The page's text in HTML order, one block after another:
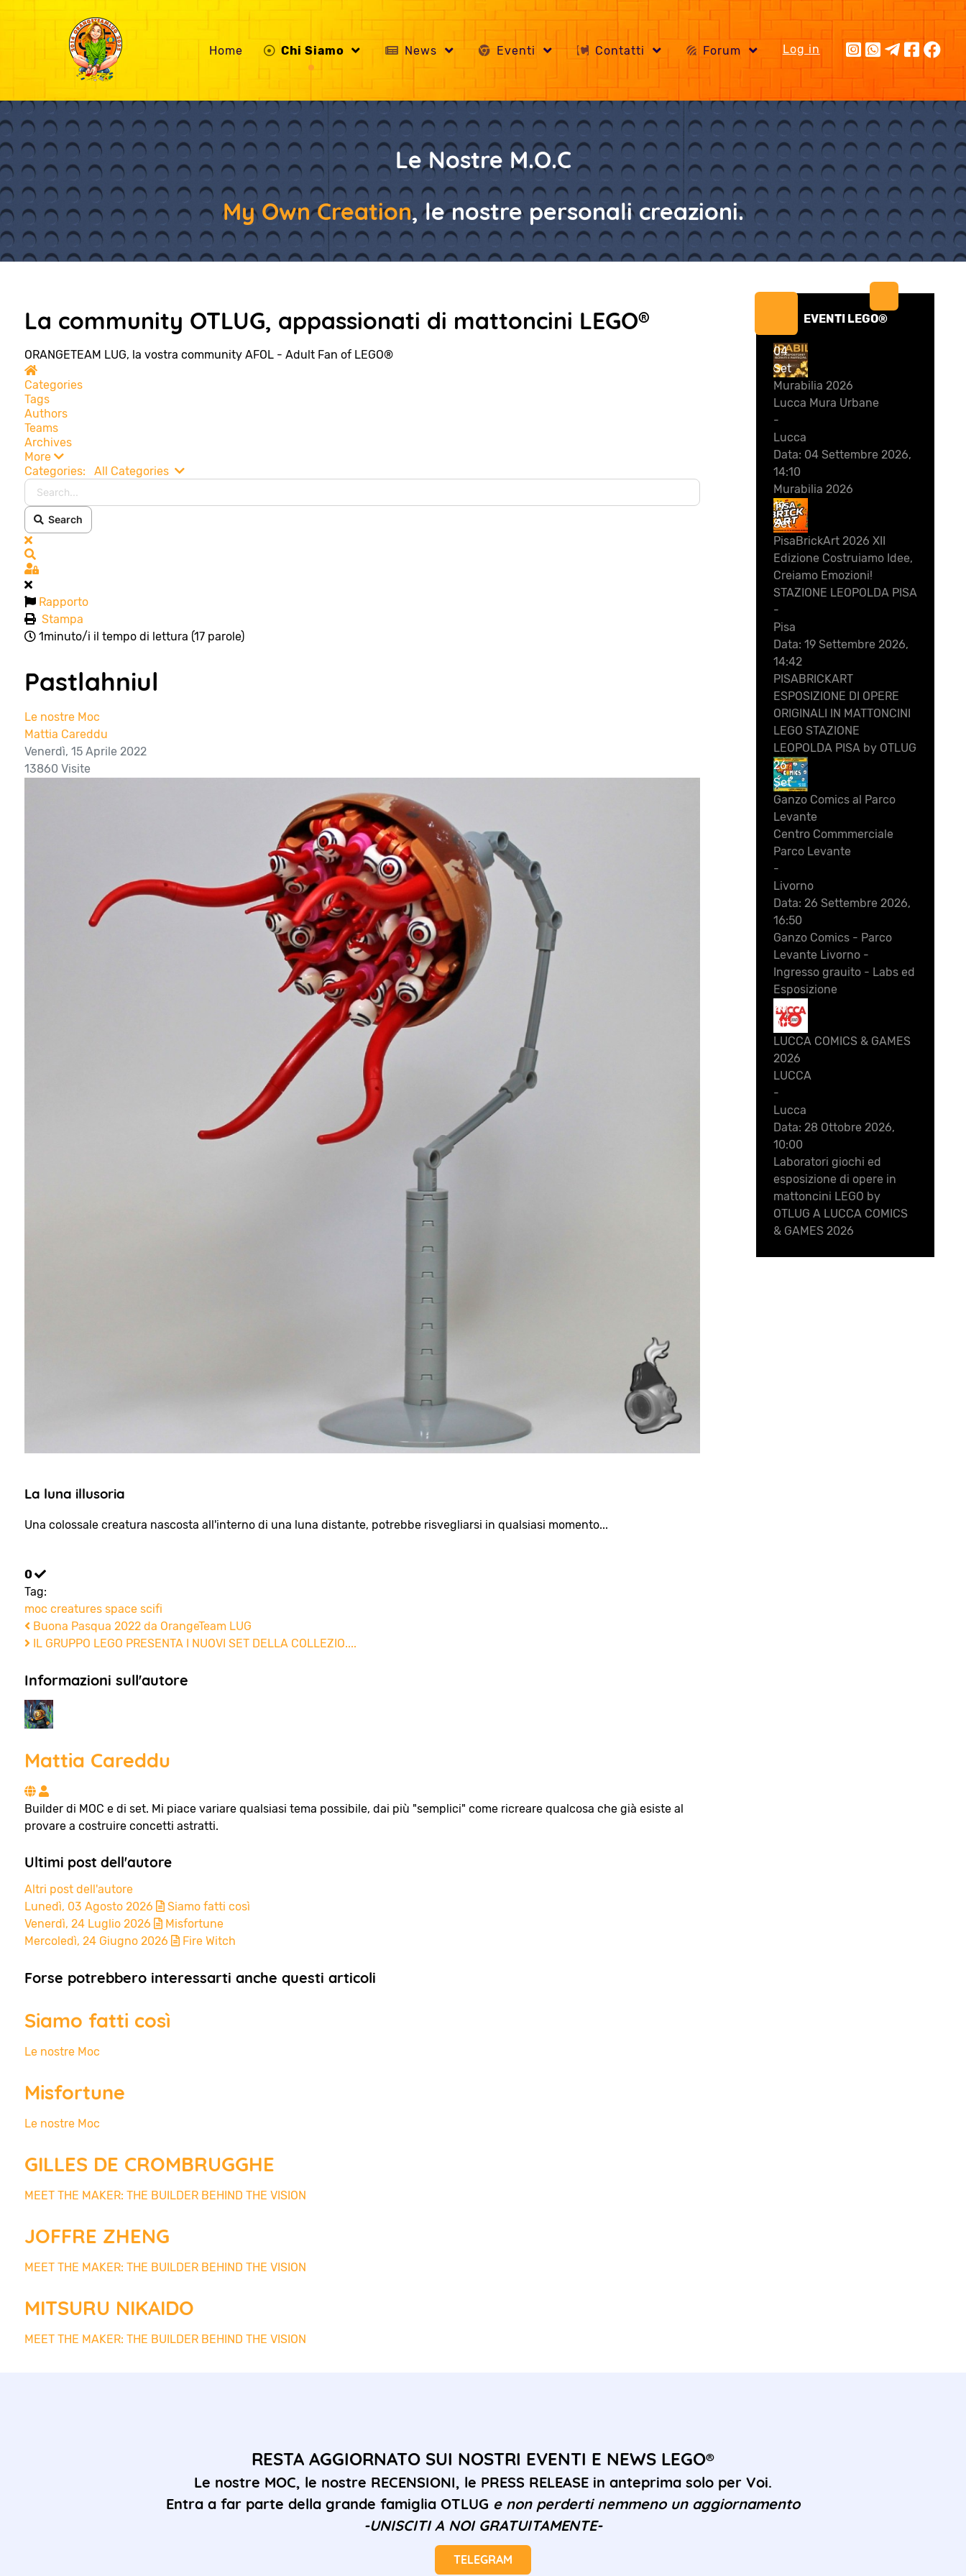
Home Chi Siamo News Eventi Contatti Forum Log in
Le Nostre M.O.C
My Own Creation, le nostre personali creazioni.
La community OTLUG, appassionati di mattoncini LEGO®
ORANGETEAM LUG, la vostra community AFOL - Adult Fan of LEGO®
Home
Categories
Tags
Authors
Teams
Archives
More
Categories:
All Categories Search...
Search
x
Sign In
Rapporto
Stampa
1minuto/i il tempo di lettura (17 parole)
Pastlahniul
Le nostre Moc
Mattia Careddu
Venerdì, 15 Aprile 2022
13860 Visite
La luna illusoria
Una colossale creatura nascosta all'interno di una luna distante, potrebbe risvegliarsi in qualsiasi momento...
0
Tag:
moc creatures space scifi
Buona Pasqua 2022 da OrangeTeam LUG
IL GRUPPO LEGO PRESENTA I NUOVI SET DELLA COLLEZIO....
Informazioni sull'autore
Mattia Careddu
Mattia Careddu
Builder di MOC e di set. Mi piace variare qualsiasi tema possibile, dai più "semplici" come ricreare qualcosa che già esiste al
provare a costruire concetti astratti.
Ultimi post dell'autore
Altri post dell'autore
Lunedì, 03 Agosto 2026
Siamo fatti così
Venerdì, 24 Luglio 2026
Misfortune
Mercoledì, 24 Giugno 2026
Fire Witch
Forse potrebbero interessarti anche questi articoli
Siamo fatti così
Le nostre Moc
Misfortune
Le nostre Moc
GILLES DE CROMBRUGGHE
MEET THE MAKER: THE BUILDER BEHIND THE VISION
JOFFRE ZHENG
MEET THE MAKER: THE BUILDER BEHIND THE VISION
MITSURU NIKAIDO
MEET THE MAKER: THE BUILDER BEHIND THE VISION
EVENTI LEGO®
04
Set
Murabilia 2026
Lucca Mura Urbane
-
Lucca
Data: 04 Settembre 2026,
14:10
Murabilia 2026
19
Set
PisaBrickArt 2026 XII
Edizione Costruiamo Idee,
Creiamo Emozioni!
STAZIONE LEOPOLDA PISA
-
Pisa
Data: 19 Settembre 2026,
14:42
PISABRICKART
ESPOSIZIONE DI OPERE
ORIGINALI IN MATTONCINI
LEGO STAZIONE
LEOPOLDA PISA by OTLUG
26
Set
Ganzo Comics al Parco
Levante
Centro Commmerciale
Parco Levante
-
Livorno
Data: 26 Settembre 2026,
16:50
Ganzo Comics - Parco
Levante Livorno -
Ingresso grauito - Labs ed
Esposizione
28
Ott
LUCCA COMICS & GAMES
2026
LUCCA
-
Lucca
Data: 28 Ottobre 2026,
10:00
Laboratori giochi ed
esposizione di opere in
mattoncini LEGO by
OTLUG A LUCCA COMICS
& GAMES 2026
RESTA AGGIORNATO SUI NOSTRI EVENTI E NEWS LEGO®
Le nostre MOC, le nostre RECENSIONI, le PRESS RELEASE in anteprima solo per Voi.
Entra a far parte della grande famiglia OTLUG e non perderti nemmeno un aggiornamento
-UNISCITI A NOI GRATUITAMENTE-
TELEGRAM